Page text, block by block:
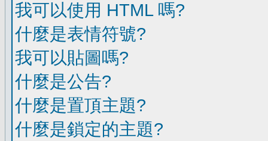
我可以使用 HTML 嗎?
什麼是表情符號?
我可以貼圖嗎?
什麼是公告?
什麼是置頂主題?
什麼是鎖定的主題?